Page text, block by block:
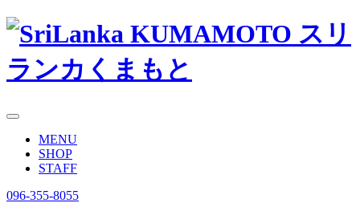
MENU
SHOP
STAFF
096-355-8055